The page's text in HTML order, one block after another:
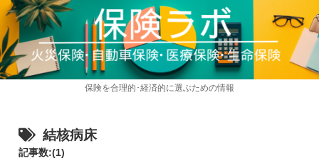
保険を合理的･経済的に選ぶための情報
結核病床
記事数:(1)